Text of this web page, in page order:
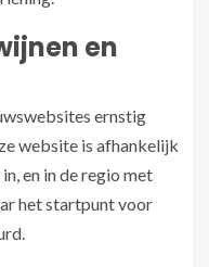
en
ernstig
website is afhankelijk
en in de regio met
het startpunt voor